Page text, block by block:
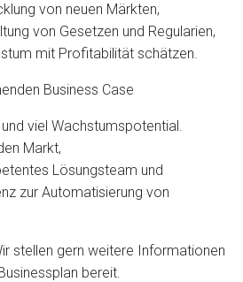
von neuen Märkten,
von Gesetzen und Regularien,
mit Profitabilität schätzen.
Business Case
viel Wachstumspotential.
Markt,
Lösungsteam und
zur Automatisierung von
stellen gern weitere Informationen
bereit.